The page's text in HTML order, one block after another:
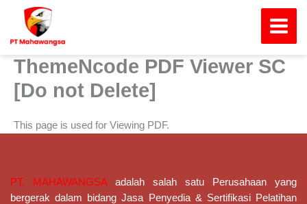
content
Main
Menu
ThemeNcode PDF Viewer SC
[Do not Delete]
This page is used for Viewing PDF.
PT. MAHAWANGSA
adalah salah satu Perusahaan yang
bergerak dalam bidang Jasa Penyedia & Sertifikasi Pelatihan